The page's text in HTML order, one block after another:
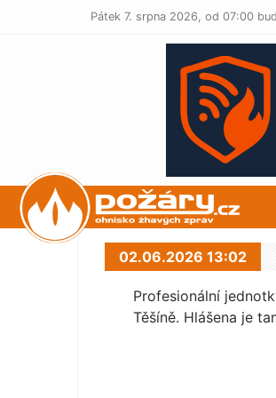
Pátek 7. srpna 2026, od 07:00
POŽÁRY.cz
02.06.2026 13:02
Profesionální
Těšíně. Hlášena je